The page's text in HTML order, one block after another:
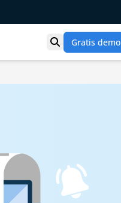
Toon zoek
Gratis demo